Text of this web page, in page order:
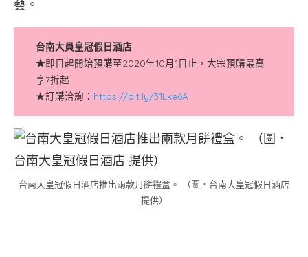
藝。
台南大員皇冠假日酒店
★即日起開始預購至2020年10月1日止，大宗預購最高
享7折起
★訂購洽詢： https://bit.ly/31Lke6A
台南大皇冠假日酒店推出兩款月餅禮盒。 （圖．台南大皇冠假日酒店
提供）